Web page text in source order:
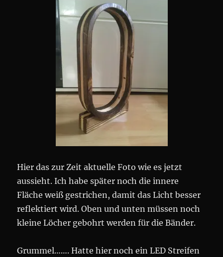
Hier das zur Zeit aktuelle Foto wie es jetzt
aussieht. Ich habe später noch die innere
Fläche weiß gestrichen, damit das Licht besser
reflektiert wird. Oben und unten müssen noch
kleine Löcher gebohrt werden für die Bänder.
Grummel……. Hatte hier noch ein LED Streifen